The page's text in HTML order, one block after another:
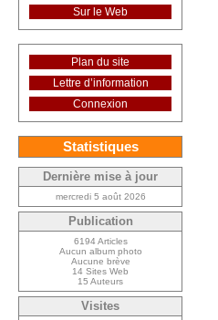
Sur le Web
Plan du site
Lettre d’information
Connexion
Statistiques
Dernière mise à jour
mercredi 5 août 2026
Publication
6194 Articles
Aucun album photo
Aucune brève
14 Sites Web
15 Auteurs
Visites